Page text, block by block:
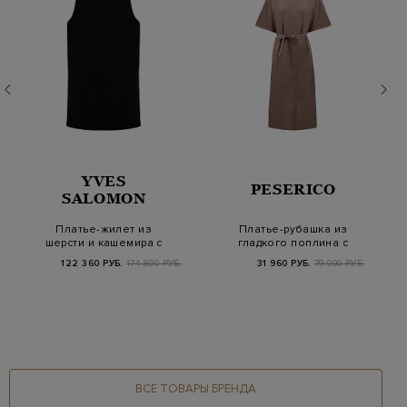
YVES
SALOMON
Платье-жилет из
шерсти и кашемира с
разрезами на пугов…
122 360 РУБ. 174 800 РУБ.
PESERICO
Платье-рубашка из
гладкого поплина с
мерцающим поясом…
31 960 РУБ. 79 900 РУБ.
ВСЕ ТОВАРЫ БРЕНДА